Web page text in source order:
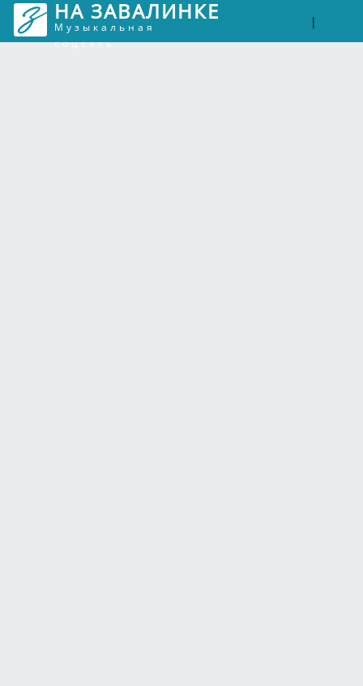
НА ЗАВАЛИНКЕ
Музыкальная
соцсеть
|